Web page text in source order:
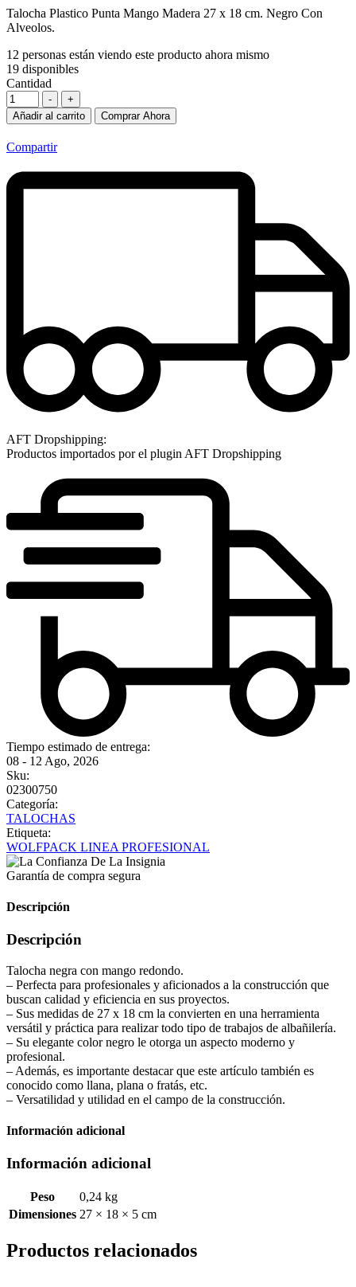
Talocha Plastico Punta Mango Madera 27 x 18 cm. Negro Con
Alveolos.
12 personas están viendo este producto ahora mismo
19 disponibles
Cantidad
-
+
Añadir al carrito
Comprar Ahora
Compartir
AFT Dropshipping:
Productos importados por el plugin AFT Dropshipping
Tiempo estimado de entrega:
08 - 12 Ago, 2026
Sku:
02300750
Categoría:
TALOCHAS
Etiqueta:
WOLFPACK LINEA PROFESIONAL
Garantía de compra segura
Descripción
Descripción
Talocha negra con mango redondo.
– Perfecta para profesionales y aficionados a la construcción que
buscan calidad y eficiencia en sus proyectos.
– Sus medidas de 27 x 18 cm la convierten en una herramienta
versátil y práctica para realizar todo tipo de trabajos de albañilería.
– Su elegante color negro le otorga un aspecto moderno y
profesional.
– Además, es importante destacar que este artículo también es
conocido como llana, plana o fratás, etc.
– Versatilidad y utilidad en el campo de la construcción.
Información adicional
Información adicional
Peso
0,24 kg
Dimensiones 27 × 18 × 5 cm
Productos relacionados